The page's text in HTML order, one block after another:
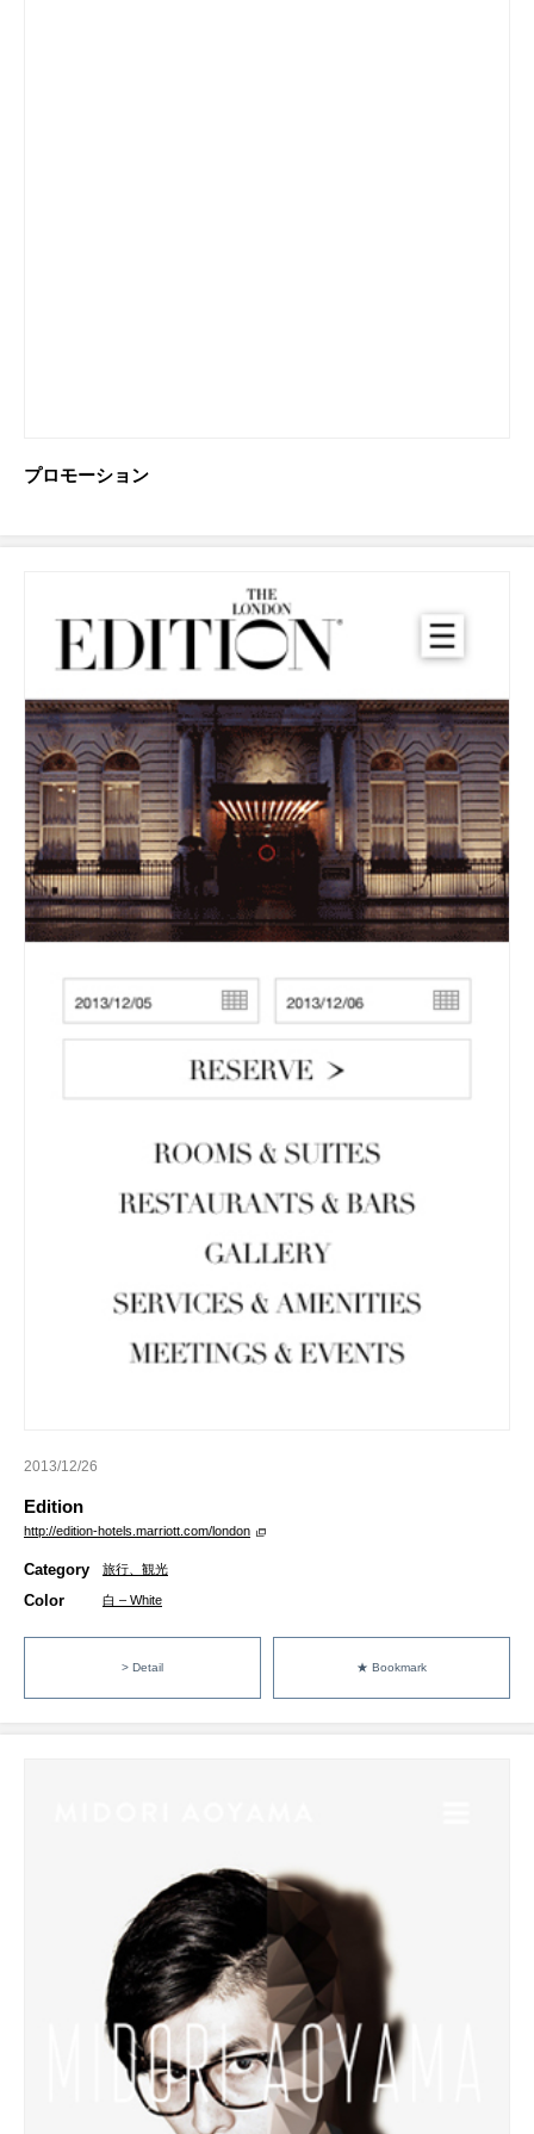
プロモーション
2013/12/26
Edition
http://edition-hotels.marriott.com/london
Category 旅行、観光
Color 白 – White
> Detail ★ Bookmark